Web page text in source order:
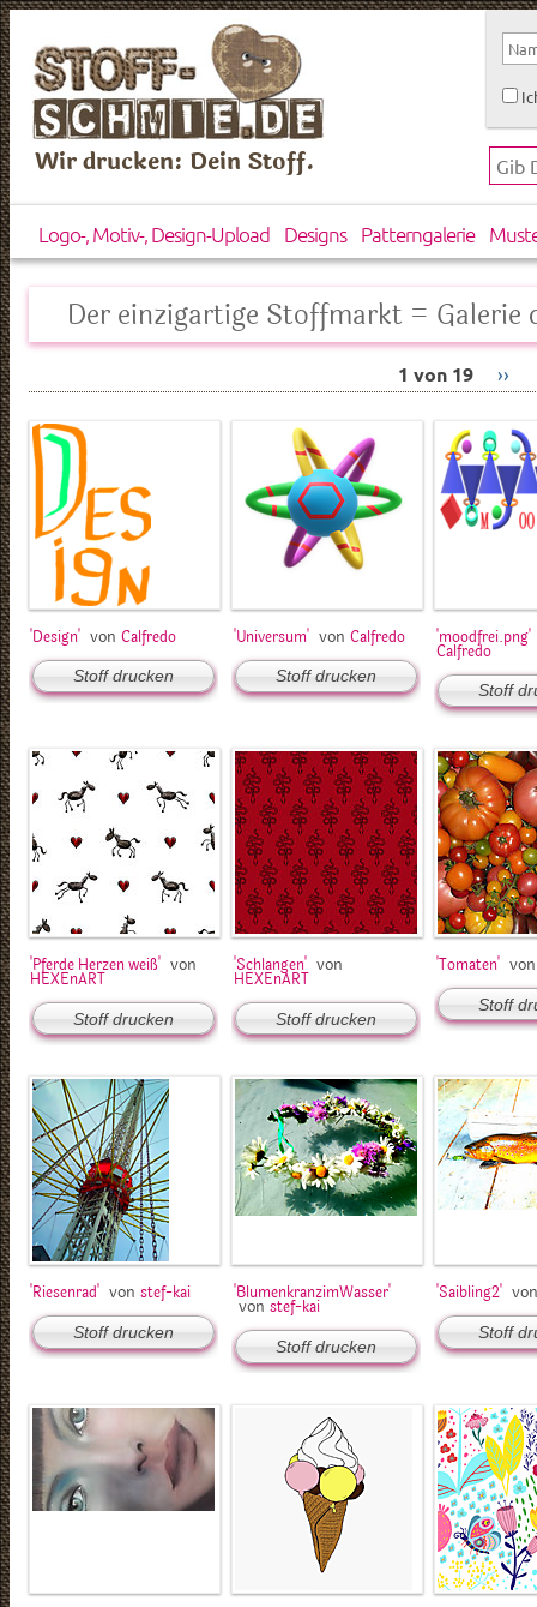
Wir drucken: Dein Stoff.
Logo-, Motiv-, Design-Upload Designs Patterngalerie
Der einzigartige Stoffmarkt = Galerie
1 von 19 ››
'Design' vonCalfredo
Stoff drucken
'Universum' von Calfredo
Stoff drucken
'moodfrei.png'
Calfredo
Stoff
'Pferde Herzen weiß' von
HEXEnART
Stoff drucken
'Schlangen' von
HEXEnART
Stoff drucken
'Tomaten'
Stoff
'Riesenrad' vonstef-kai
Stoff drucken
'BlumenkranzimWasser'
von stef-kai
Stoff drucken
'Saibling2'
Stoff